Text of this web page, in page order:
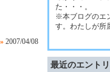
» 2007/04/08
た・・・。
※本ブログのエ
す。わたしが所
最近のエント